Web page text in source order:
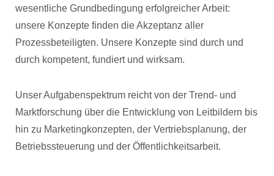
wesentliche Grundbedingung erfolgreicher Arbeit:
unsere Konzepte finden die Akzeptanz aller
Prozessbeteiligten. Unsere Konzepte sind durch und
durch kompetent, fundiert und wirksam.
Unser Aufgabenspektrum reicht von der Trend- und
Marktforschung über die Entwicklung von Leitbildern bis
hin zu Marketingkonzepten, der Vertriebsplanung, der
Betriebssteuerung und der Öffentlichkeitsarbeit.